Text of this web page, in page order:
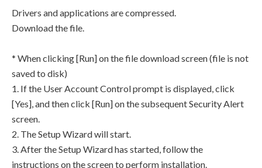
Drivers and applications are compressed.
Download the file.
* When clicking [Run] on the file download screen (file is not
saved to disk)
1. If the User Account Control prompt is displayed, click
[Yes], and then click [Run] on the subsequent Security Alert
screen.
2. The Setup Wizard will start.
3. After the Setup Wizard has started, follow the
instructions on the screen to perform installation.